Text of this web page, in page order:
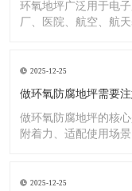
环氧地坪广泛用于电
厂、医院、航空、航
2025-12-25
做环氧防腐地坪需要
做环氧防腐地坪的核
附着力、适配使用场
2025-12-25